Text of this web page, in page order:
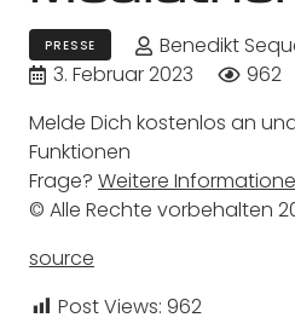
PRESSE
Benedikt
3. Februar 2023
962
Melde Dich kostenlos an
Funktionen
Frage? Weitere
© Alle Rechte vorbehalten
source
Post Views: 962